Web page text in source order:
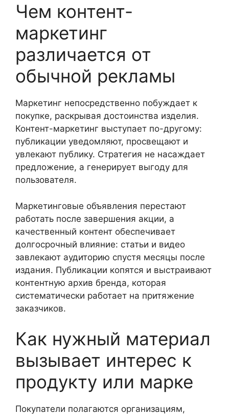
Чем контент-
маркетинг
различается от
обычной рекламы
Маркетинг непосредственно побуждает к
покупке, раскрывая достоинства изделия.
Контент-маркетинг выступает по-другому:
публикации уведомляют, просвещают и
увлекают публику. Стратегия не насаждает
предложение, а генерирует выгоду для
пользователя.
Маркетинговые объявления перестают
работать после завершения акции, а
качественный контент обеспечивает
долгосрочный влияние: статьи и видео
завлекают аудиторию спустя месяцы после
издания. Публикации копятся и выстраивают
контентную архив бренда, которая
систематически работает на притяжение
заказчиков.
Как нужный материал
вызывает интерес к
продукту или марке
Покупатели полагаются организациям,